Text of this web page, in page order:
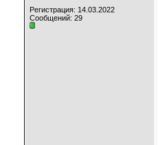
Регистрация: 14.03.2022
Сообщений: 29